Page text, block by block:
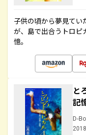
子供の頃から夢見て
が、島で出合うトロピ
憶。
と
記
D-